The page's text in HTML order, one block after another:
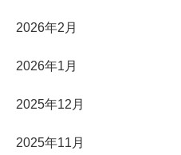
2026年2月
2026年1月
2025年12月
2025年11月